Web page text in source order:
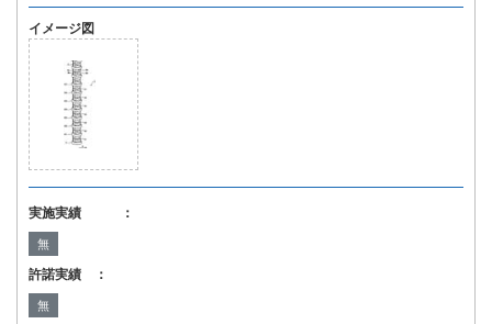
イメージ図
実施実績 ：
無
許諾実績 ：
無